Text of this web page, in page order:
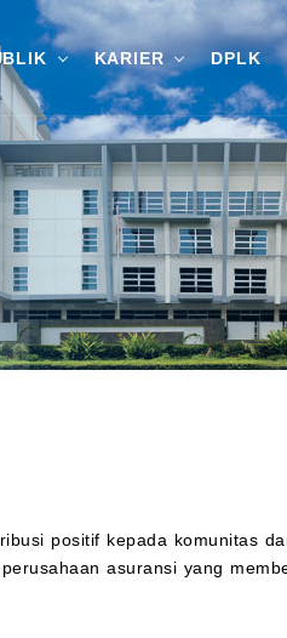
KARIER DPLK
positif kepada komunitas
asuransi yang